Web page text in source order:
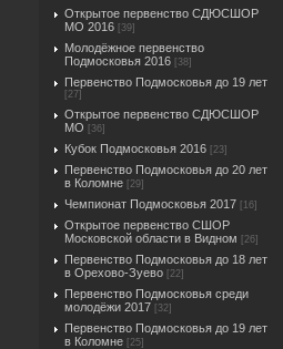
Открытое первенство СДЮСШОР
МО 2016 [39]
Молодёжное первенство
Подмосковья 2016 [38]
Первенство Подмосковья до 19 лет
[27]
Открытое первенство СДЮСШОР
МО
[36]
Кубок Подмосковья 2016 [23]
Первенство Подмосковья до 20 лет
в Коломне [29]
Чемпионат Подмосковья 2017 [16]
Открытое первенство СШОР
Московской области в Видном
[26]
Первенство Подмосковья до 18 лет
в Орехово-Зуево [22]
Первенство Подмосковья среди
молодёжи 2017 [32]
Первенство Подмосковья до 19 лет
в Коломне [25]